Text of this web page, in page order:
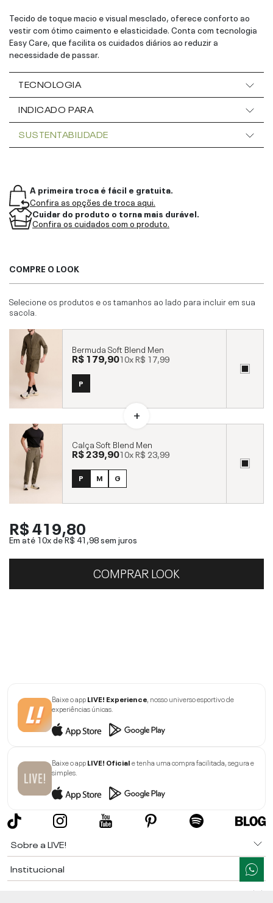
Tecido de toque macio e visual mesclado, oferece conforto ao
vestir com ótimo caimento e elasticidade. Conta com tecnologia
Easy Care, que facilita os cuidados diários ao reduzir a
necessidade de passar.
TECNOLOGIA
INDICADO PARA
SUSTENTABILIDADE
A primeira troca é fácil e gratuita.
Confira as opções de troca aqui.
Cuidar do produto o torna mais durável.
Confira os cuidados com o produto.
COMPRE O LOOK
Selecione os produtos e os tamanhos ao lado para incluir em sua
sacola.
Bermuda Soft Blend Men
R$ 179,9010xR$ 17,99
P
Calça Soft Blend Men
R$ 239,9010xR$ 23,99
P M G
R$ 419,80
Em até 10x deR$ 41,98sem juros
COMPRAR LOOK
Baixe o appLIVE! Experience, nosso universo esportivo de
experiências únicas.
Baixe o appLIVE! Oficiale tenha uma compra facilitada, segura e
simples.
Sobre a LIVE!
Institucional